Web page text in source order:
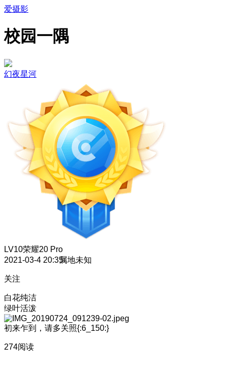
爱摄影
校园一隅
幻夜星河
LV10荣耀20 Pro
2021-03-4 20:35属地未知
关注
白花纯洁
绿叶活泼
初来乍到，请多关照{:6_150:}
274阅读